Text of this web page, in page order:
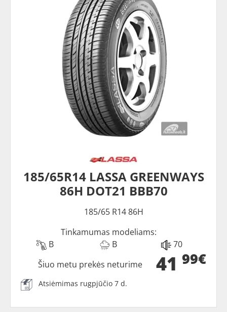
185/65R14 LASSA GREENWAYS
86H DOT21 BBB70
185/65 R14 86H
Tinkamumas modeliams:
B
B 70
41 99€
Šiuo metu prekės neturime
Atsiėmimas rugpjūčio 7 d.